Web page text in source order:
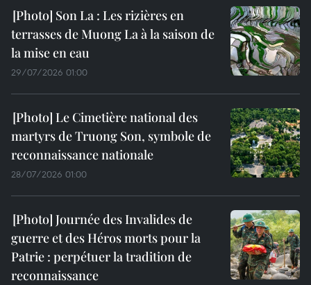
Son La : Les rizières en
terrasses de Muong La à la saison de
la mise en eau
29/07/2026 01:00
Le Cimetière national des
martyrs de Truong Son, symbole de
reconnaissance nationale
28/07/2026 01:00
Journée des Invalides de
guerre et des Héros morts pour la
Patrie : perpétuer la tradition de
reconnaissance